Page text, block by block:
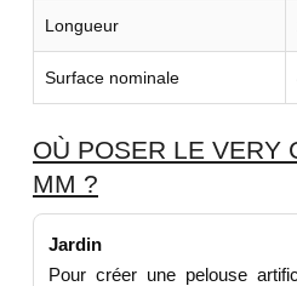
Longueur
Surface nominale
OÙ POSER LE VERY
MM ?
Jardin
Pour créer une pelouse